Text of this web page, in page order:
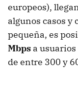
europeos),
algunos casos
pequeña, es
Mbps a
de entre 300 y